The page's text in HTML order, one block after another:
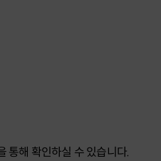
통해 확인하실 수 있습니다.